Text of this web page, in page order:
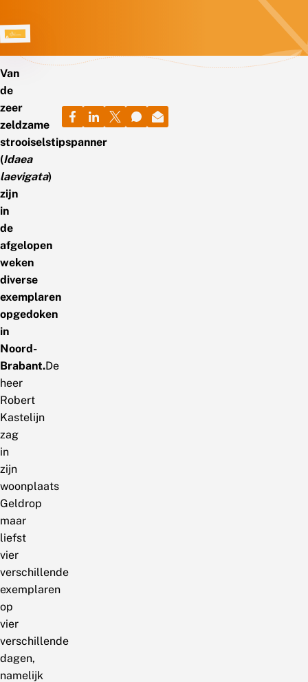
Van
de
zeer
zeldzame
strooiselstipspanner
(Idaea
laevigata)
zijn
in
de
afgelopen
weken
diverse
exemplaren
opgedoken
in
Noord-
Brabant.De
heer
Robert
Kastelijn
zag
in
zijn
woonplaats
Geldrop
maar
liefst
vier
verschillende
exemplaren
op
vier
verschillende
dagen,
namelijk